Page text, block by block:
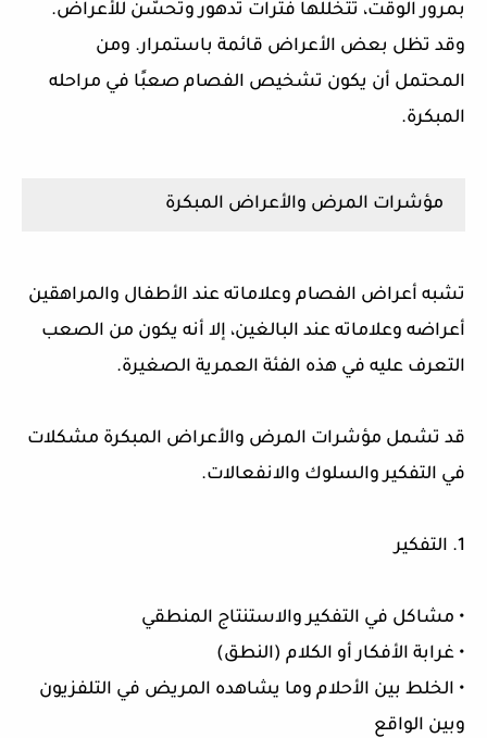
بمرور الوقت، تتخلَّلها فترات تدهور وتحسُّن للأعراض.
وقد تظل بعض الأعراض قائمة باستمرار. ومن
المحتمل أن يكون تشخيص الفصام صعبًا في مراحله
المبكرة.
مؤشرات المرض والأعراض المبكرة
تشبه أعراض الفصام وعلاماته عند الأطفال والمراهقين
أعراضه وعلاماته عند البالغين، إلا أنه يكون من الصعب
التعرف عليه في هذه الفئة العمرية الصغيرة.
قد تشمل مؤشرات المرض والأعراض المبكرة مشكلات
في التفكير والسلوك والانفعالات.
1. التفكير
• مشاكل في التفكير والاستنتاج المنطقي
• غرابة الأفكار أو الكلام (النطق)
• الخلط بين الأحلام وما يشاهده المريض في التلفزيون
وبين الواقع